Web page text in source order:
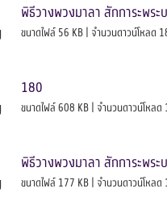
พิธีวางพวงมาลา สักการะพร
ขนาดไฟล์ 56 KB | จำนวนดาวน์โหลด
180
ขนาดไฟล์ 608 KB | จำนวนดาวน์โหลด
พิธีวางพวงมาลา สักการะพร
ขนาดไฟล์ 177 KB | จำนวนดาวน์โหลด